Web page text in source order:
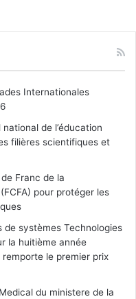
Internationales
de l’éducation
filières scientifiques et
Franc de la
pour protéger les
de systèmes Technologies
la huitième année
le premier prix
du ministere de la